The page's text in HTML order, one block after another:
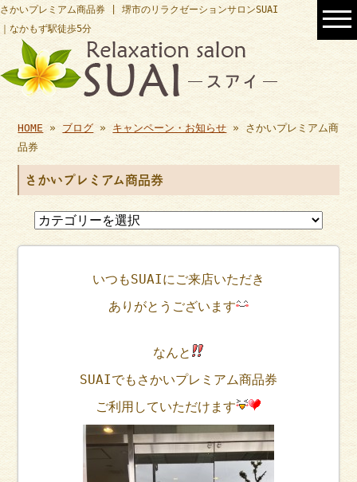
さかいプレミアム商品券 | 堺市のリラクゼーションサロンSUAI
｜なかもず駅徒歩5分
HOME » ブログ » キャンペーン・お知らせ » さかいプレミアム商
品券
さかいプレミアム商品券
いつもSUAIにご来店いただき
ありがとうございます
なんと
SUAIでもさかいプレミアム商品券
ご利用していただけます